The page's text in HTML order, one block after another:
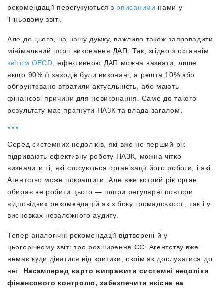
рекомендації перегукуються зописаними нами у
Тіньовому звіті.
Але до цього, на нашу думку, важливо також запровадити
мінімальний поріг виконання ДАП. Так, згідно з останнім
звітом OECD,
ефективною ДАП можна назвати, лише
якщо 90% її заходів були виконані, а решта 10% або
обґрунтовано втратили актуальність, або мають
фінансові причини для невиконання. Саме до такого
результату має прагнути НАЗК та влада загалом.
***
Серед системних недоліків, які вже не перший рік
підривають ефективну роботу НАЗК, можна чітко
визначити ті, які стосуються організації його роботи, і які
Агентство може покращити. Але вже котрий рік орган
обирає не робити цього — попри регулярні повтори
відповідних рекомендацій як з боку громадськості, так і у
висновках незалежного аудиту.
Тепер аналогічні рекомендації відтворені й у
цьогорічному звіті про розширення ЄС. Агентству вже
немає куди діватися від критики, окрім як дослухатися до
неї. Насамперед варто виправити системні недоліки
фінансового контролю, забезпечити якісне на